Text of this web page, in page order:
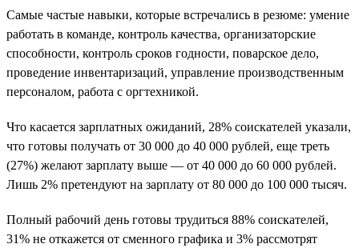
Самые частые навыки, которые встречались в резюме: умение
работать в команде, контроль качества, организаторские
способности, контроль сроков годности, поварское дело,
проведение инвентаризаций, управление производственным
персоналом, работа с оргтехникой.
Что касается зарплатных ожиданий, 28% соискателей указали,
что готовы получать от 30 000 до 40 000 рублей, еще треть
(27%) желают зарплату выше — от 40 000 до 60 000 рублей.
Лишь 2% претендуют на зарплату от 80 000 до 100 000 тысяч.
Полный рабочий день готовы трудиться 88% соискателей,
31% не откажется от сменного графика и 3% рассмотрят